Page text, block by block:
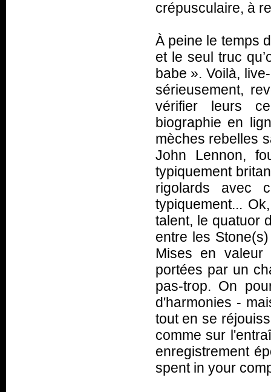
crépusculaire, à
À peine le temps
et le seul truc
babe ». Voilà,
sérieusement,
vérifier leurs
biographie en
mèches rebelles
John Lennon,
typiquement
rigolards avec
typiquement...
talent, le quatuor
entre les
Mises en valeur
portées par un
pas-trop. On
d'harmonies -
tout en se
comme sur
enregistrement
spent in your